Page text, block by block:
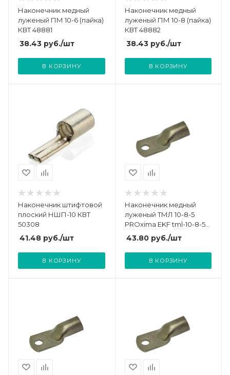
Наконечник медный
луженый ПМ 10-6 (пайка)
КВТ 48881
38.43 руб./шт
В КОРЗИНУ
Наконечник медный
луженый ПМ 10-8 (пайка)
КВТ 48882
38.43руб./шт
В КОРЗИНУ
Наконечник штифтовой
плоский НШП-10 КВТ
50308
41.48 руб./шт
В КОРЗИНУ
Наконечник медный
луженый ТМЛ 10-8-5
PROxima EKF tml-10-8-5-
g
43.80руб./шт
В КОРЗИНУ